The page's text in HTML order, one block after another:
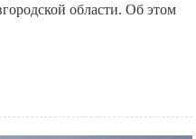
области. Об этом